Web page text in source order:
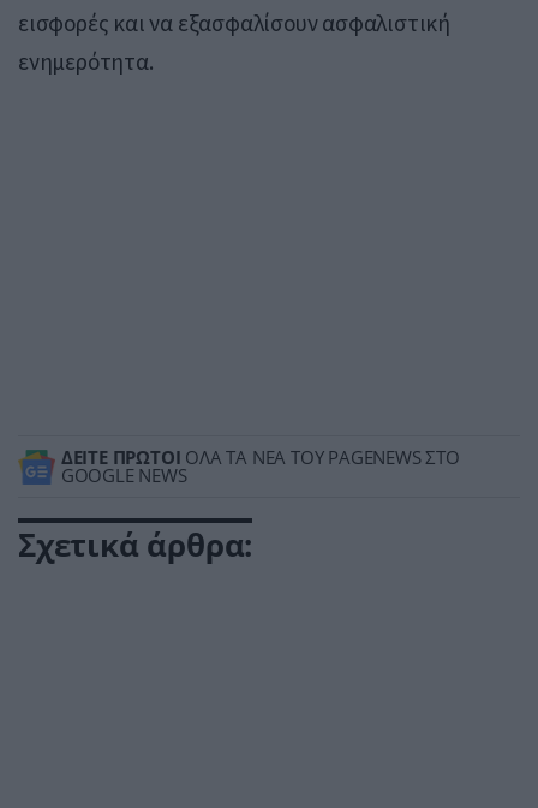
εισφορές και να εξασφαλίσουν ασφαλιστική
ενημερότητα.
ΔΕΙΤΕ ΠΡΩΤΟΙ ΟΛΑ ΤΑ ΝΕΑ ΤΟΥ PAGENEWS ΣΤΟ
GOOGLE NEWS
Σχετικά άρθρα: